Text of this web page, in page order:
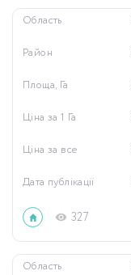
Область
Район
Площа, Га
Ціна за 1 Га
Ціна за все
327
Дата публікації
Область